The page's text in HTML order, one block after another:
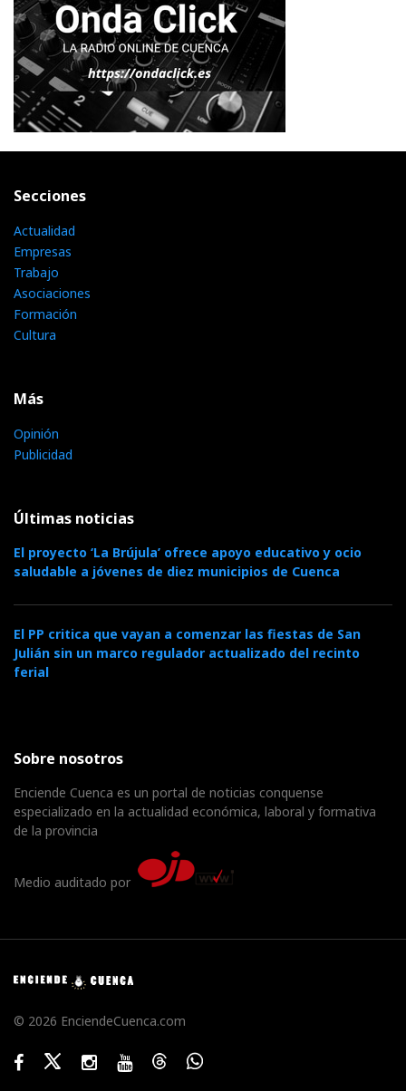
Secciones
Actualidad
Empresas
Trabajo
Asociaciones
Formación
Cultura
Más
Opinión
Publicidad
Últimas noticias
El proyecto ‘La Brújula’ ofrece apoyo educativo y ocio
saludable a jóvenes de diez municipios de Cuenca
El PP critica que vayan a comenzar las fiestas de San
Julián sin un marco regulador actualizado del recinto
ferial
Sobre nosotros
Enciende Cuenca es un portal de noticias conquense
especializado en la actualidad económica, laboral y formativa
de la provincia
Medio auditado por
© 2026 EnciendeCuenca.com
FacebookTwitterInstagramYoutubeThreadsWhatsApp